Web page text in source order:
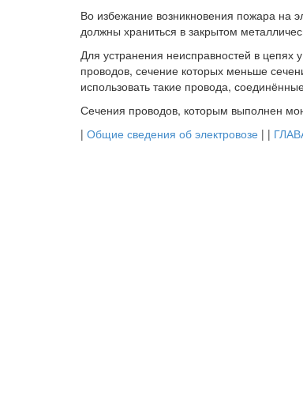
Во избежание возникновения пожара на
должны храниться в закрытом
Для устранения неисправностей в
проводов, сечение которых меньше
использовать такие провода,
Сечения проводов, которым выполнен
| Общие сведения об электровозе | |